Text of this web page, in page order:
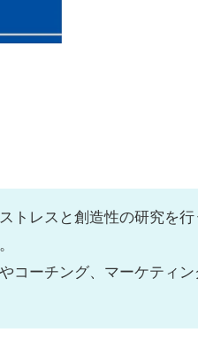
トレスと創造性の研究を行
コーチング、マーケティ